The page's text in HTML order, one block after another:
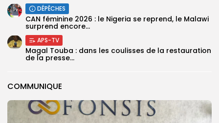
COMMUNIQUE
DÉPÊCHES
‎CAN féminine 2026 : le Nigeria se reprend, le Malawi
surprend encore...
APS-TV
Magal Touba : dans les coulisses de la restauration
de la presse...